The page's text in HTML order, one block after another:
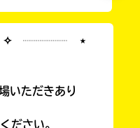
┈┈┈┈ ⋆
いただきあり
ださい。